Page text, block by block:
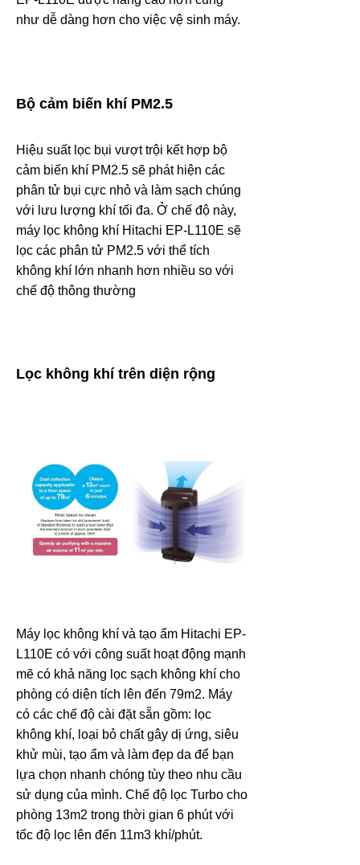
như dễ dàng hơn cho việc vệ sinh máy.
Bộ cảm biến khí PM2.5
Hiệu suất lọc bụi vượt trội kết hợp bộ
cảm biến khí PM2.5 sẽ phát hiện các
phân tử bụi cực nhỏ và làm sạch chúng
với lưu lượng khí tối đa. Ở chế độ này,
máy lọc không khí Hitachi EP-L110E sẽ
lọc các phân tử PM2.5 với thể tích
không khí lớn nhanh hơn nhiều so với
chế độ thông thường
Lọc không khí trên diện rộng
Máy lọc không khí và tạo ẩm Hitachi EP-
L110E có với công suất hoạt động mạnh
mẽ có khả năng lọc sạch không khí cho
phòng có diện tích lên đến 79m2. Máy
có các chế độ cài đặt sẵn gồm: lọc
không khí, loại bỏ chất gây dị ứng, siêu
khử mùi, tạo ẩm và làm đẹp da để bạn
lựa chọn nhanh chóng tùy theo nhu cầu
sử dụng của mình. Chế độ lọc Turbo cho
phòng 13m2 trong thời gian 6 phút với
tốc độ lọc lên đến 11m3 khí/phút.